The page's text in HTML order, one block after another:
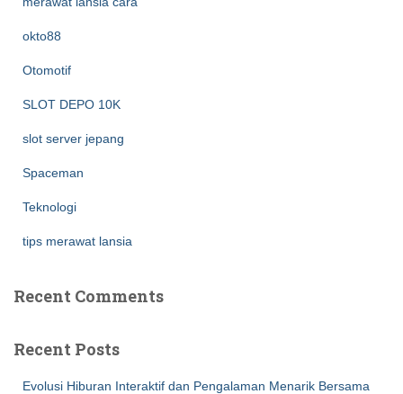
okto88
Otomotif
SLOT DEPO 10K
slot server jepang
Spaceman
Teknologi
tips merawat lansia
Recent Comments
Recent Posts
Evolusi Hiburan Interaktif dan Pengalaman Menarik Bersama